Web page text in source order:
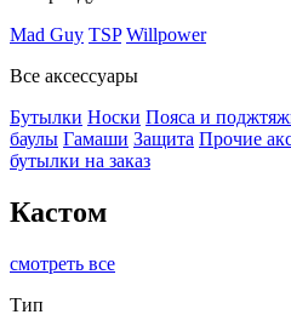
Mad Guy TSP Willpower
Все аксессуары
Бутылки Носки Пояса и
баулы Гамаши Защита Прочие
бутылки на заказ
Кастом
смотреть все
Тип